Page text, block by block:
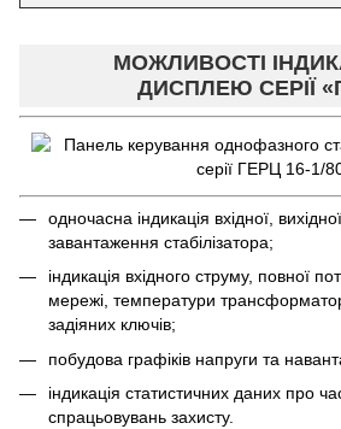
МОЖЛИВОСТІ
ДИСПЛЕЮ СЕРІЇ
одночасна індикація вхідної,
завантаження стабілізатора;
індикація вхідного струму, повної
мережі, температури
задіяних ключів;
побудова графіків напруги та
індикація статистичних даних про
спрацьовувань захисту.